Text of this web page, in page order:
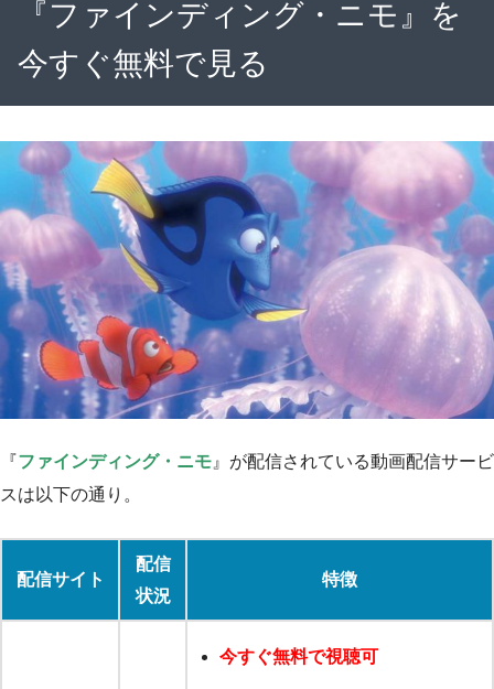
『ファインディング・ニモ』を
今すぐ無料で見る
『ファインディング・ニモ 』が配信されている動画配信サービ
スは以下の通り。
配信サイト
配信
状況
特徴
今すぐ無料で視聴可